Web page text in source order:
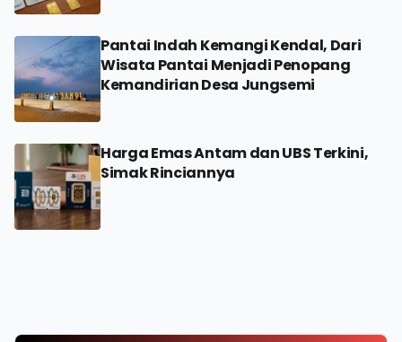
Pantai Indah Kemangi Kendal, Dari
Wisata Pantai Menjadi Penopang
Kemandirian Desa Jungsemi
Harga Emas Antam dan UBS Terkini,
Simak Rinciannya